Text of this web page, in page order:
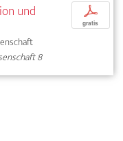
und
8
p
gratis